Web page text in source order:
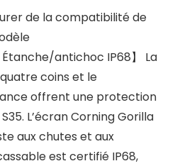
de la compatibilité de
antichoc IP68】 La
coins et le
offrent une protection
L’écran Corning Gorilla
aux chutes et aux
est certifié IP68,